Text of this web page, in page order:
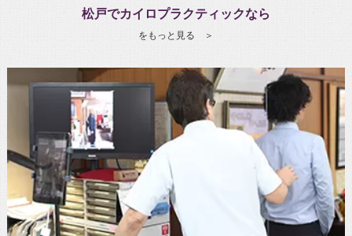
松戸でカイロプラクティックなら
をもっと見る ＞